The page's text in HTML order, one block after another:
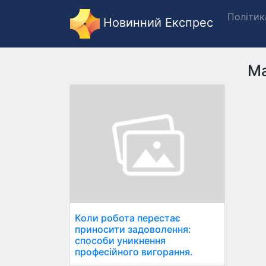
Новинний Експрес
Коли робота перестає
приносити задоволення:
способи уникнення
професійного вигорання.